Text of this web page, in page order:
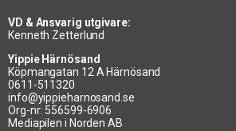
VD & Ansvarig utgivare:
Kenneth Zetterlund
Yippie Härnösand
Köpmangatan 12 A Härnösand
0611-511320
info@yippieharnosand.se
Org-nr: 556599-6906
Mediapilen i Norden AB